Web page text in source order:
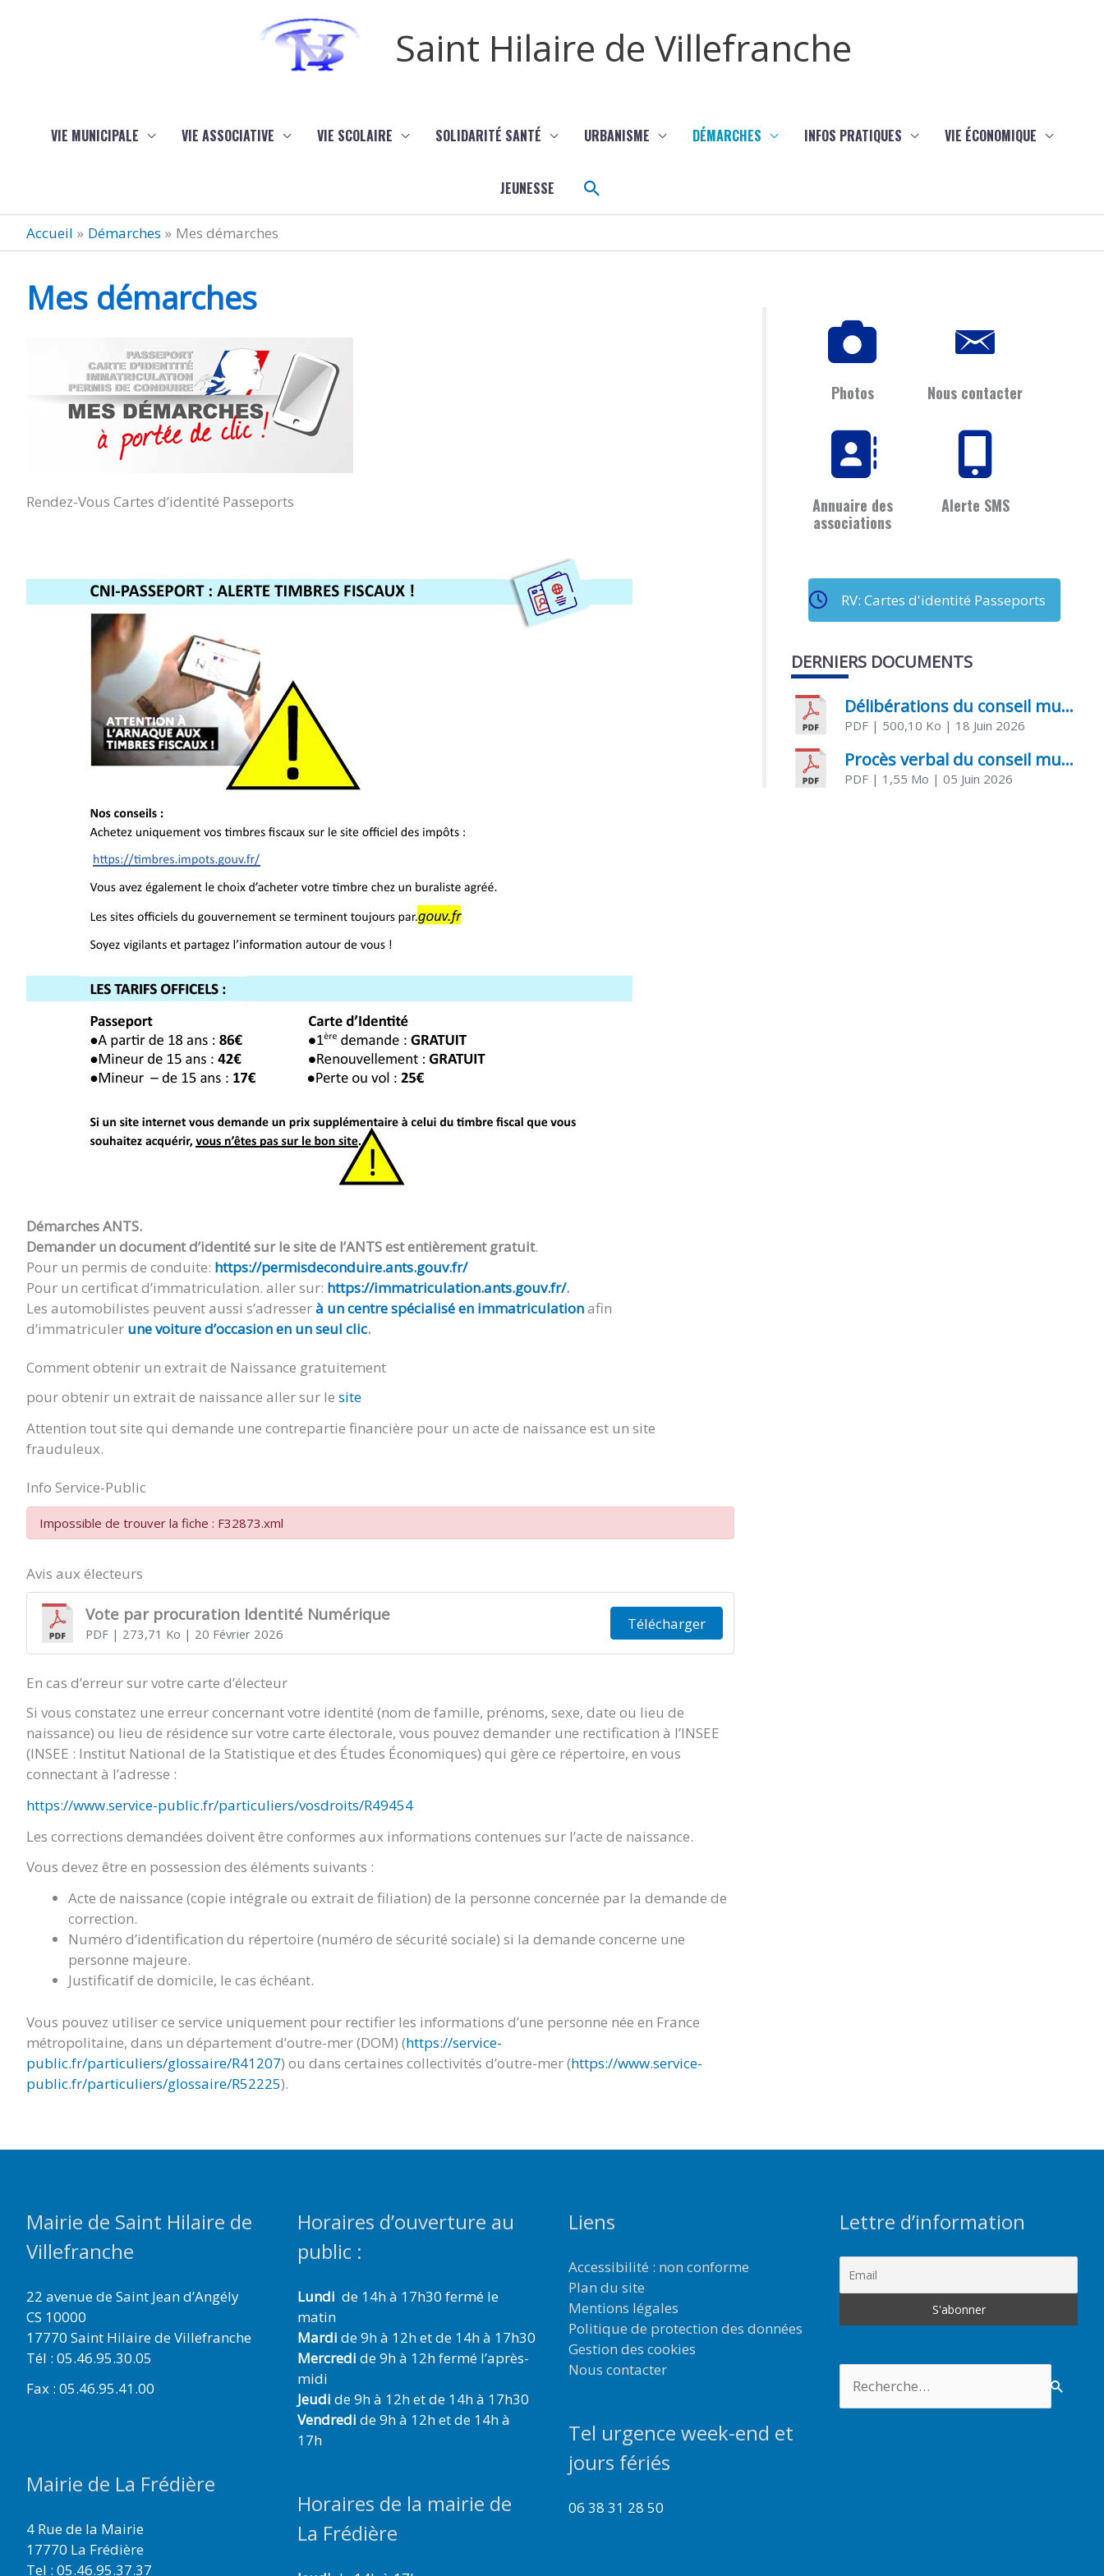
Saint Hilaire de Villefranche
VIE MUNICIPALE VIE ASSOCIATIVE VIE SCOLAIRE SOLIDARITÉ SANTÉ URBANISME DÉMARCHES INFOS PRATIQUES VIE ÉCONOMIQUE
JEUNESSE Rechercher
Accueil Démarches Mes démarches
Mes démarches
Rendez-Vous Cartes d’identité Passeports
Démarches ANTS.
Demander un document d’identité sur le site de l’ANTS est entièrement gratuit.
Pour un permis de conduite: https://permisdeconduire.ants.gouv.fr/
Pour un certificat d’immatriculation. aller sur: https://immatriculation.ants.gouv.fr/.
Les automobilistes peuvent aussi s’adresserà un centre spécialisé en immatriculationafin
d’immatriculer une voiture d’occasion en un seul clic.
Comment obtenir un extrait de Naissance gratuitement
pour obtenir un extrait de naissance aller sur le site
Attention tout site qui demande une contrepartie financière pour un acte de naissance est un site
frauduleux.
Info Service-Public
Impossible de trouver la fiche : F32873.xml
Avis aux électeurs
Vote par procuration Identité Numérique
PDF| 273,71 Ko | 20 Février 2026
Télécharger
En cas d’erreur sur votre carte d’électeur
Si vous constatez une erreur concernant votre identité (nom de famille, prénoms, sexe, date ou lieu de
naissance) ou lieu de résidence sur votre carte électorale, vous pouvez demander une rectification à l’INSEE
(INSEE : Institut National de la Statistique et des Études Économiques) qui gère ce répertoire, en vous
connectant à l’adresse :
https://www.service-public.fr/particuliers/vosdroits/R49454
Les corrections demandées doivent être conformes aux informations contenues sur l’acte de naissance.
Vous devez être en possession des éléments suivants :
Acte de naissance (copie intégrale ou extrait de filiation) de la personne concernée par la demande de
correction.
Numéro d’identification du répertoire (numéro de sécurité sociale) si la demande concerne une
personne majeure.
Justificatif de domicile, le cas échéant.
Vous pouvez utiliser ce service uniquement pour rectifier les informations d’une personne née en France
métropolitaine, dans un département d’outre-mer (DOM) (https://service-
public.fr/particuliers/glossaire/R41207) ou dans certaines collectivités d’outre-mer (https://www.service-
public.fr/particuliers/glossaire/R52225).
Photos Nous contacter
Annuaire des
associations
Alerte SMS
RV: Cartes d'identité Passeports
DERNIERS DOCUMENTS
Délibérations du conseil municipal du 18 juin 2026
PDF | 500,10 Ko | 18 Juin 2026
Procès verbal du conseil municipal du 05 juin 2026
PDF | 1,55 Mo | 05 Juin 2026
Mairie de Saint Hilaire de
Villefranche
22 avenue de Saint Jean d’Angély
CS 10000
17770 Saint Hilaire de Villefranche
Tél : 05.46.95.30.05
Fax : 05.46.95.41.00
Mairie de La Frédière
4 Rue de la Mairie
17770 La Frédière
Tel : 05.46.95.37.37
Horaires d’ouverture au
public :
Lundi de 14h à 17h30 fermé le
matin
Mardi de 9h à 12h et de 14h à 17h30
Mercredi de 9h à 12h fermé l’après-
midi
Jeudi de 9h à 12h et de 14h à 17h30
Vendredi de 9h à 12h et de 14h à
17h
Horaires de la mairie de
La Frédière
Liens
Accessibilité : non conforme
Plan du site
Mentions légales
Politique de protection des données
Gestion des cookies
Nous contacter
Tel urgence week-end et
jours fériés
06 38 31 28 50
Lettre d’information